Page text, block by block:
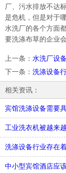
厂、污水排放不达
是危机，但是对于
水洗厂的各个方面
要洗涤布草的企业
上一条 ： 水洗厂设
下一条 ： 洗涤设备
相关资讯：
宾馆洗涤设备需要
工业洗衣机被越来
洗涤设备行业存在
中小型宾馆酒店应